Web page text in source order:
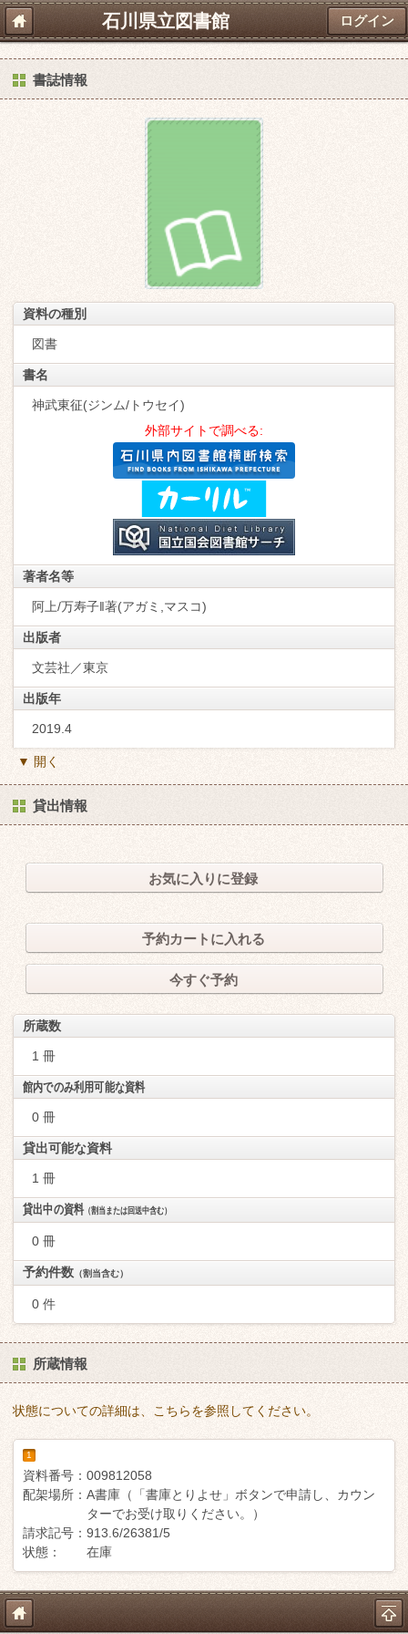
石川県立図書館 ログイン
書誌情報
資料の種別
図書
書名
神武東征(ジンム/トウセイ)
外部サイトで調べる:
著者名等
阿上/万寿子‖著(アガミ,マスコ)
出版者
文芸社／東京
出版年
2019.4
▼ 開く
貸出情報
お気に入りに登録
予約カートに入れる
今すぐ予約
所蔵数
1 冊
館内でのみ利用可能な資料
0 冊
貸出可能な資料
1 冊
貸出中の資料（割当または回送中含む）
0 冊
予約件数 （割当含む）
0 件
所蔵情報
状態についての詳細は、こちらを参照してください。
1
資料番号： 009812058
配架場所： A書庫（「書庫とりよせ」ボタンで申請し、カウン
ターでお受け取りください。）
請求記号： 913.6/26381/5
状態：
在庫